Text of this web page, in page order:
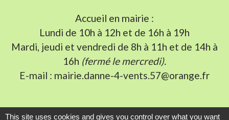
Accueil en mairie :
Lundi de 10h à 12h et de 16h à 19h
Mardi, jeudi et vendredi de 8h à 11h et de 14h à
16h (fermé le mercredi).
E-mail : mairie.danne-4-vents.57@orange.fr
This site uses cookies and gives you control over what you want